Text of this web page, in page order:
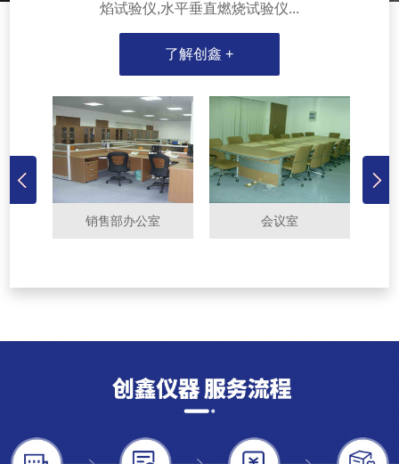
焰试验仪,水平垂直燃烧试验仪...
了解创鑫 +
会议室